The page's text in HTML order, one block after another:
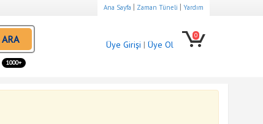
Ana Sayfa | Zaman Tüneli | Yardım
ARA
1000+
Üye Girişi | Üye Ol
0